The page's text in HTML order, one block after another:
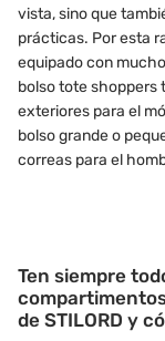
vista, sino que
prácticas. Por esta
equipado con
bolso tote shoppers
exteriores para el
bolso grande o
correas para el
Ten siempre
de STILORD y